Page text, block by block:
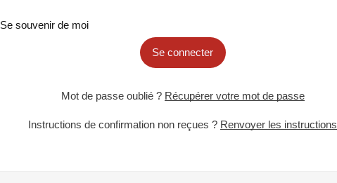
Se souvenir de moi
Se connecter
Mot de passe oublié ? Récupérer votre mot de passe
Instructions de confirmation non reçues ? Renvoyer les instructions